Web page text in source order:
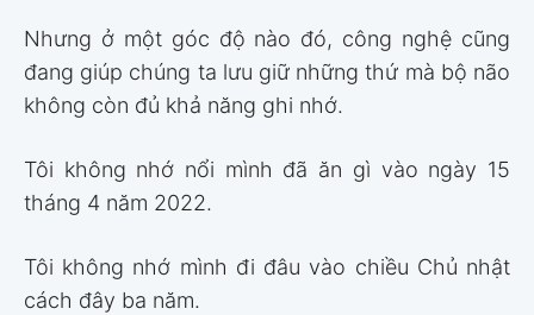
Nhưng ở một góc độ nào đó, công nghệ cũng
đang giúp chúng ta lưu giữ những thứ mà bộ não
không còn đủ khả năng ghi nhớ.
Tôi không nhớ nổi mình đã ăn gì vào ngày 15
tháng 4 năm 2022.
Tôi không nhớ mình đi đâu vào chiều Chủ nhật
cách đây ba năm.